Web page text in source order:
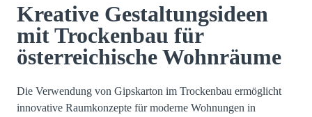
Kreative Gestaltungsideen
mit Trockenbau für
österreichische Wohnräume
Die Verwendung von Gipskarton im Trockenbau ermöglicht
innovative Raumkonzepte für moderne Wohnungen in